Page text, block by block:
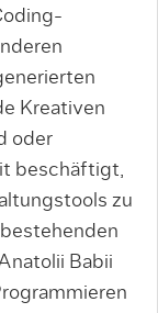
Kreativen
oder
beschäftigt,
zu
Babii